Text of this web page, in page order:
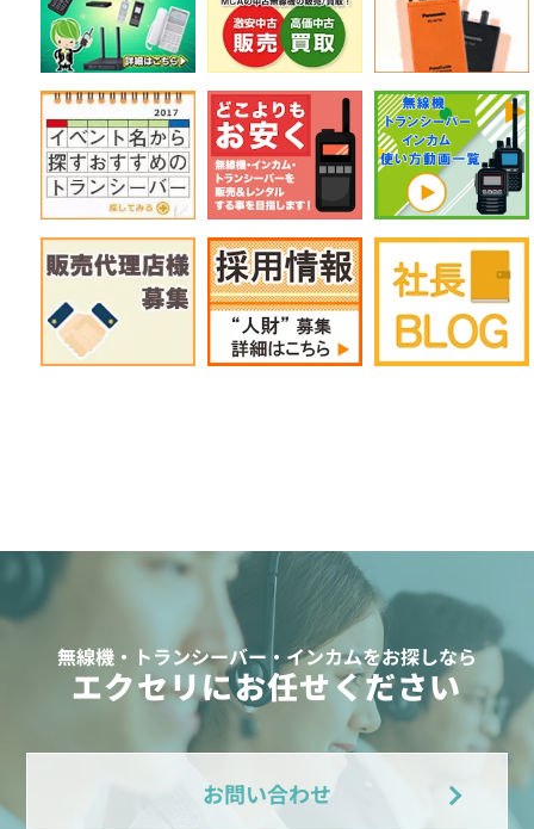
無線機・トランシーバー・インカムをお探しなら
エクセリにお任せください
お問い合わせ